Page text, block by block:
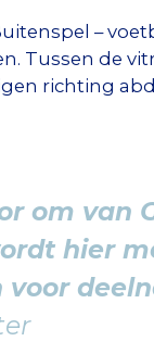
–
Tussen de
richting
om van
hier
voor